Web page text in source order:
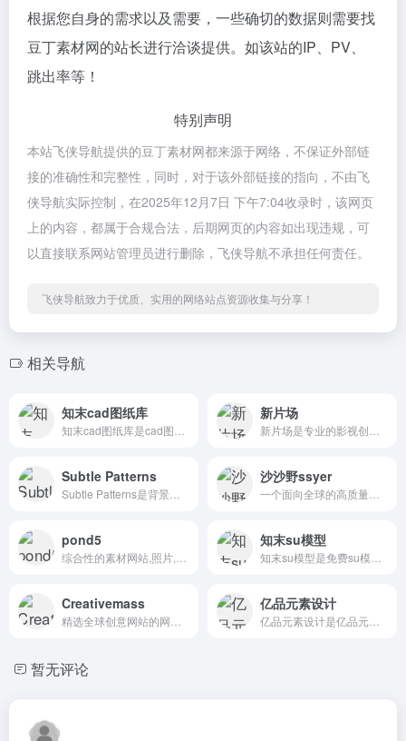
根据您自身的需求以及需要，一些确切的数据则需要找
豆丁素材网的站长进行洽谈提供。如该站的IP、PV、
跳出率等！
特别声明
本站飞侠导航提供的豆丁素材网都来源于网络，不保证外部链
接的准确性和完整性，同时，对于该外部链接的指向，不由飞
侠导航实际控制，在2025年12月7日 下午7:04收录时，该网页
上的内容，都属于合规合法，后期网页的内容如出现违规，可
以直接联系网站管理员进行删除，飞侠导航不承担任何责任。
飞侠导航致力于优质、实用的网络站点资源收集与分享！
相关导航
知末cad图纸库 新片场
Subtle Patterns 沙沙野ssyer
pond5 知末su模型
Creativemass 亿品元素设计
暂无评论